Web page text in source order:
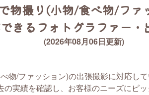
物撮り(小物/食べ物/ファ
きるフォトグラファー・
(2026年08月06日更新)
物/ファッション)の出張撮影に対応し
実績を確認し、お客様のニーズにピ